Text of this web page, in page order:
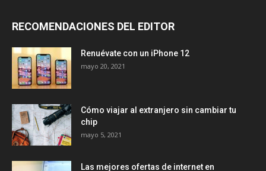
RECOMENDACIONES DEL EDITOR
Renuévate con un iPhone 12
mayo 20, 2021
Cómo viajar al extranjero sin cambiar tu
chip
mayo 5, 2021
Las mejores ofertas de internet en